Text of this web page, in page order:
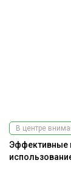
В центре
Эффективные